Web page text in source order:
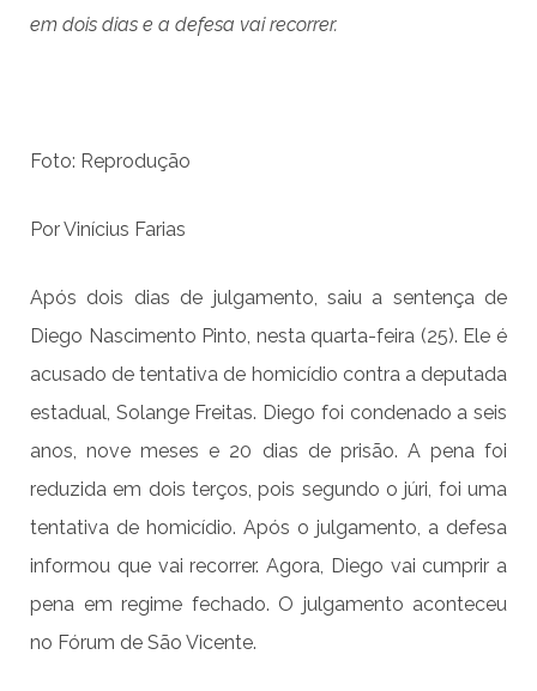
em dois dias e a defesa vai recorrer.
Foto: Reprodução
Por Vinícius Farias
Após dois dias de julgamento, saiu a sentença de
Diego Nascimento Pinto, nesta quarta-feira (25). Ele é
acusado de tentativa de homicídio contra a deputada
estadual, Solange Freitas. Diego foi condenado a seis
anos, nove meses e 20 dias de prisão. A pena foi
reduzida em dois terços, pois segundo o júri, foi uma
tentativa de homicídio. Após o julgamento, a defesa
informou que vai recorrer. Agora, Diego vai cumprir a
pena em regime fechado. O julgamento aconteceu
no Fórum de São Vicente.